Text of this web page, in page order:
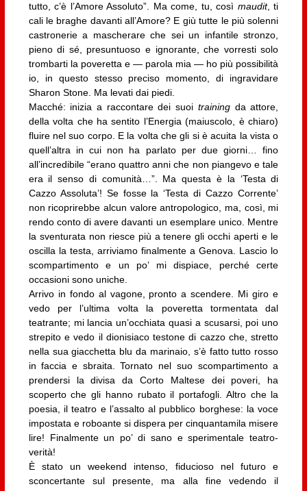
tutto, c’è l’Amore Assoluto”. Ma come, tu, così maudit, ti
cali le braghe davanti all’Amore? E giù tutte le più solenni
castronerie a mascherare che sei un infantile stronzo,
pieno di sé, presuntuoso e ignorante, che vorresti solo
trombarti la poveretta e — parola mia — ho più possibilità
io, in questo stesso preciso momento, di ingravidare
Sharon Stone. Ma levati dai piedi.
Macché: inizia a raccontare dei suoi trainingda attore,
della volta che ha sentito l’Energia (maiuscolo, è chiaro)
fluire nel suo corpo. E la volta che gli si è acuita la vista o
quell’altra in cui non ha parlato per due giorni… fino
all’incredibile “erano quattro anni che non piangevo e tale
era il senso di comunità…”. Ma questa è la ‘Testa di
Cazzo Assoluta’! Se fosse la ‘Testa di Cazzo Corrente’
non ricoprirebbe alcun valore antropologico, ma, così, mi
rendo conto di avere davanti un esemplare unico. Mentre
la sventurata non riesce più a tenere gli occhi aperti e le
oscilla la testa, arriviamo finalmente a Genova. Lascio lo
scompartimento e un po’ mi dispiace, perché certe
occasioni sono uniche.
Arrivo in fondo al vagone, pronto a scendere. Mi giro e
vedo per l’ultima volta la poveretta tormentata dal
teatrante; mi lancia un’occhiata quasi a scusarsi, poi uno
strepito e vedo il dionisiaco testone di cazzo che, stretto
nella sua giacchetta blu da marinaio, s’è fatto tutto rosso
in faccia e sbraita. Tornato nel suo scompartimento a
prendersi la divisa da Corto Maltese dei poveri, ha
scoperto che gli hanno rubato il portafogli. Altro che la
poesia, il teatro e l’assalto al pubblico borghese: la voce
impostata e roboante si dispera per cinquantamila misere
lire! Finalmente un po’ di sano e sperimentale teatro-
verità!
È stato un weekend intenso, fiducioso nel futuro e
sconcertante sul presente, ma alla fine vedendo il